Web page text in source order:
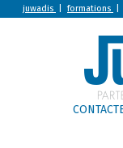
juwadis |formations